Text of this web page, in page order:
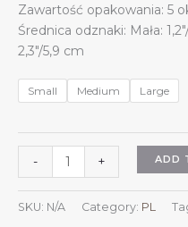
Zawartość opakowania: 5
Średnica odznaki: Mała:
2,3″/5,9 cm
Small Medium Large
-
szt.
okrągłych
odznak
+ ADD
SKU: N/A Category: PL